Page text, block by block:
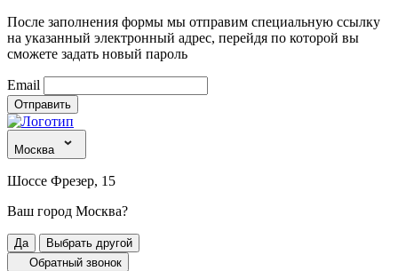
После заполнения формы мы отправим специальную ссылку
на указанный электронный адрес, перейдя по которой вы
сможете задать новый пароль
Email
Отправить
Москва
Шоссе Фрезер, 15
Ваш город Москва?
Да
Выбрать другой
Обратный звонок